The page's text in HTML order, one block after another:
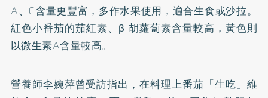
A、C含量更豐富，多作水果使用，適合生食或沙拉。
紅色小番茄的茄紅素、β-胡蘿蔔素含量較高，黃色則
以微生素A含量較高。
營養師李婉萍曾受訪指出，在料理上番茄「生吃」維